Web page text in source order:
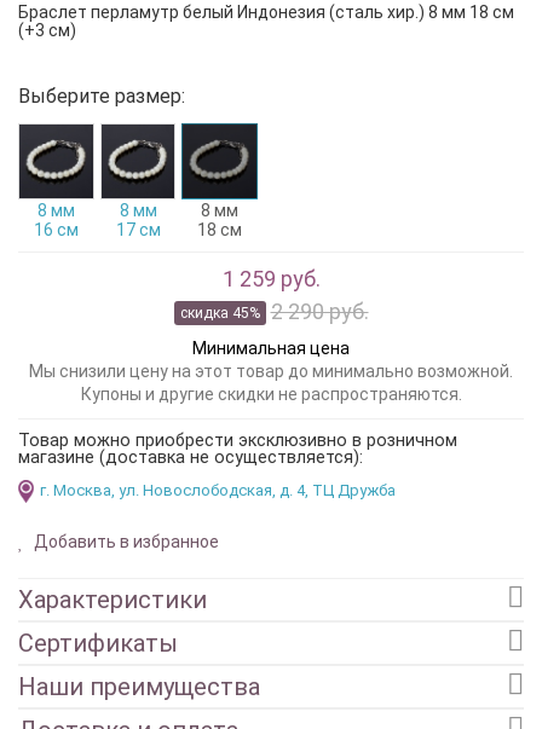
Браслет перламутр белый Индонезия (сталь хир.) 8 мм 18 см
(+3 см)
Выберите размер:
8 мм
16 см
8 мм
17 см
8 мм
18 см
1 259 руб.
скидка 45% 2 290 руб.
Минимальная цена
Мы снизили цену на этот товар до минимально возможной.
Купоны и другие скидки не распространяются.
Товар можно приобрести эксклюзивно в розничном
магазине (доставка не осуществляется):
г. Москва, ул. Новослободская, д. 4, ТЦ Дружба
Добавить в избранное
Характеристики
Сертификаты
Наши преимущества